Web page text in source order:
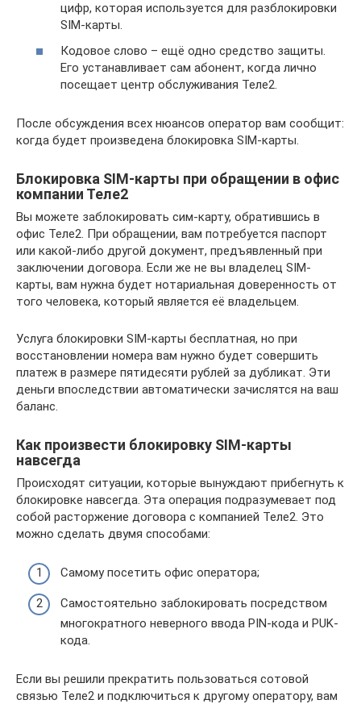
цифр, которая используется для разблокировки
SIM-карты.
Кодовое слово – ещё одно средство защиты.
Его устанавливает сам абонент, когда лично
посещает центр обслуживания Теле2.
После обсуждения всех нюансов оператор вам сообщит:
когда будет произведена блокировка SIM-карты.
Блокировка SIM-карты при обращении в офис
компании Теле2
Вы можете заблокировать сим-карту, обратившись в
офис Теле2. При обращении, вам потребуется паспорт
или какой-либо другой документ, предъявленный при
заключении договора. Если же не вы владелец SIM-
карты, вам нужна будет нотариальная доверенность от
того человека, который является её владельцем.
Услуга блокировки SIM-карты бесплатная, но при
восстановлении номера вам нужно будет совершить
платеж в размере пятидесяти рублей за дубликат. Эти
деньги впоследствии автоматически зачислятся на ваш
баланс.
Как произвести блокировку SIM-карты
навсегда
Происходят ситуации, которые вынуждают прибегнуть к
блокировке навсегда. Эта операция подразумевает под
собой расторжение договора с компанией Теле2. Это
можно сделать двумя способами:
Самому посетить офис оператора;
Самостоятельно заблокировать посредством
многократного неверного ввода PIN-кода и PUK-
кода.
Если вы решили прекратить пользоваться сотовой
связью Теле2 и подключиться к другому оператору, вам